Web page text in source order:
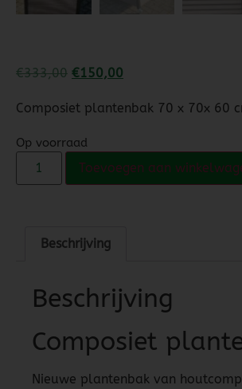
€333,00 €150,00
Composiet plantenbak 70 x 70x 60
Op voorraad
Toevoegen aan
Beschrijving
Beschrijving
Composiet
Nieuwe plantenbak van